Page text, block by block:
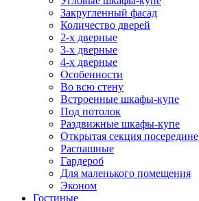
Закругленный фасад
Количество дверей
2-х дверные
3-х дверные
4-х дверные
Особенности
Во всю стену
Встроенные шкафы-купе
Под потолок
Раздвижные шкафы-купе
Открытая секция посередине
Распашные
Гардероб
Для маленького помещения
Эконом
Гостиные